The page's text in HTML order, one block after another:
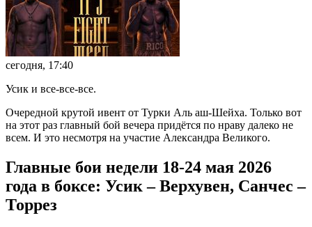
сегодня, 17:40
Усик и все-все-все.
Очередной крутой ивент от Турки Аль аш-Шейха. Только вот
на этот раз главный бой вечера придётся по нраву далеко не
всем. И это несмотря на участие Александра Великого.
Главные бои недели 18-24 мая 2026
года в боксе: Усик – Верхувен, Санчес –
Торрез